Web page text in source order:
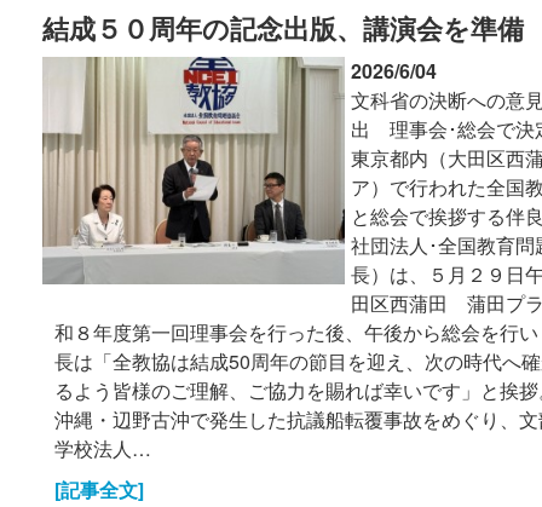
結成５０周年の記念出版、講演会を準備
2026/6/04
文科省の決断への意
出 理事会･総会で決
東京都内（大田区西
ア）で行われた全国
と総会で挨拶する伴
社団法人･全国教育
長）は、５月２９日
田区西蒲田 蒲田プ
和８年度第一回理事会を行った後、午後から総会を行
長は「全教協は結成50周年の節目を迎え、次の時代へ
るよう皆様のご理解、ご協力を賜れば幸いです」と挨
沖縄・辺野古沖で発生した抗議船転覆事故をめぐり、
学校法人…
[記事全文]